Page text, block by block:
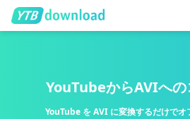
YouTubeからAVIへの
YouTube を AVI に変換するだけでオ